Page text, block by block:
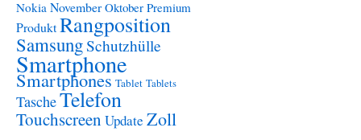
Nokia November Oktober Premium
ProduktRangposition
SamsungSchutzhülle
Smartphone
Smartphones Tablet Tablets
TascheTelefon
Touchscreen Update Zoll